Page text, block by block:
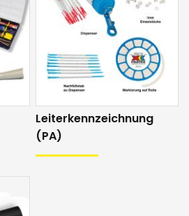
Leiterkennzeichnung
(PA)